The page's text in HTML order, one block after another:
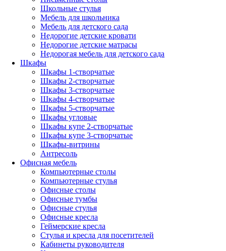
Школьные стулья
Мебель для школьника
Мебель для детского сада
Недорогие детские кровати
Недорогие детские матрасы
Недорогая мебель для детского сада
Шкафы
Шкафы 1-створчатые
Шкафы 2-створчатые
Шкафы 3-створчатые
Шкафы 4-створчатые
Шкафы 5-створчатые
Шкафы угловые
Шкафы купе 2-створчатые
Шкафы купе 3-створчатые
Шкафы-витрины
Антресоль
Офисная мебель
Компьютерные столы
Компьютерные стулья
Офисные столы
Офисные тумбы
Офисные стулья
Офисные кресла
Геймерские кресла
Стулья и кресла для посетителей
Кабинеты руководителя